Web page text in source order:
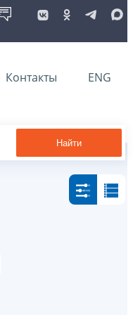
Контакты ENG
Найти